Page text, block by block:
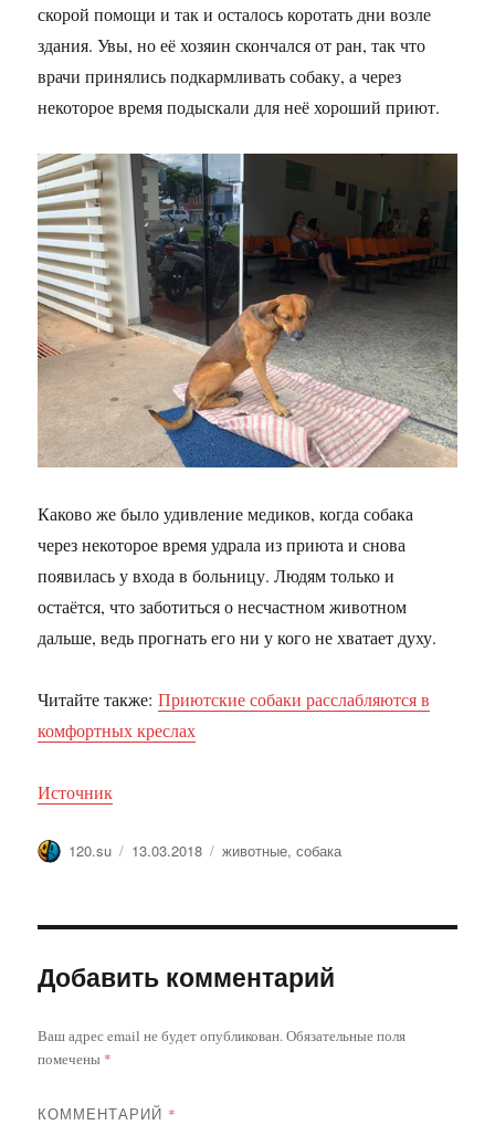
скорой помощи и так и осталось коротать дни возле
здания. Увы, но её хозяин скончался от ран, так что
врачи принялись подкармливать собаку, а через
некоторое время подыскали для неё хороший приют.
Каково же было удивление медиков, когда собака
через некоторое время удрала из приюта и снова
появилась у входа в больницу. Людям только и
остаётся, что заботиться о несчастном животном
дальше, ведь прогнать его ни у кого не хватает духу.
Читайте также:Приютские собаки расслабляются в
комфортных креслах
Источник
Автор
120.su Опубликовано
13.03.2018 Метки
животные,собака
Добавить комментарий
Ваш адрес email не будет опубликован.Обязательные поля
помечены *
КОММЕНТАРИЙ *